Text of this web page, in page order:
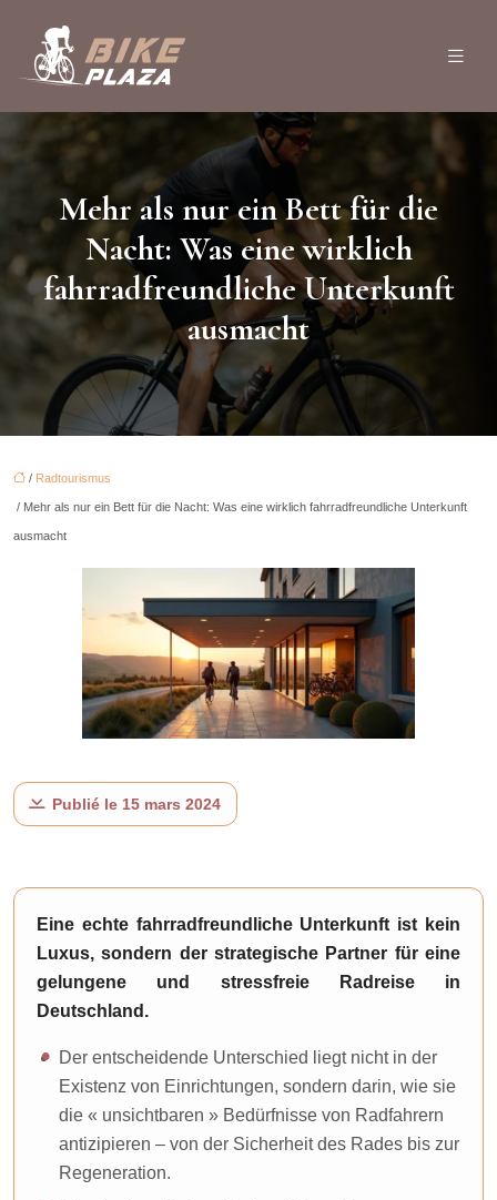
Mehr als nur ein Bett für die
Nacht: Was eine wirklich
fahrradfreundliche Unterkunft
ausmacht
/ Radtourismus
/ Mehr als nur ein Bett für die Nacht: Was eine wirklich fahrradfreundliche Unterkunft
ausmacht
Publié le 15 mars 2024
Eine echte fahrradfreundliche Unterkunft ist kein
Luxus, sondern der strategische Partner für eine
gelungene und stressfreie Radreise in
Deutschland.
Der entscheidende Unterschied liegt nicht in der
Existenz von Einrichtungen, sondern darin, wie sie
die « unsichtbaren » Bedürfnisse von Radfahrern
antizipieren – von der Sicherheit des Rades bis zur
Regeneration.